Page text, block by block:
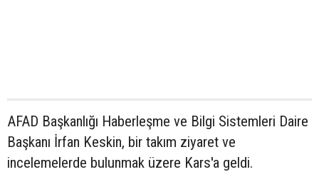
AFAD Başkanlığı Haberleşme ve Bilgi Sistemleri Daire
Başkanı İrfan Keskin, bir takım ziyaret ve
incelemelerde bulunmak üzere Kars'a geldi.